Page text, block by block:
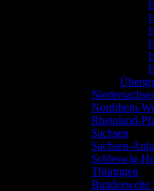
Nordrhein-
Rheinland-
Sachsen
Sachsen-
Schleswig-
Thüringen
Bundesweite